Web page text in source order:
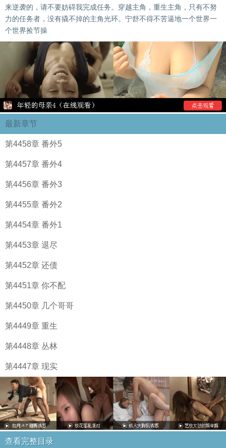
来逆袭的，请不要妨碍我完成任务。穿越主角，重生主角，只有不努
力的任务者，没有撬不掉的主角光环。宁舒不得不苦逼地一个世界一
个世界捡节操
最新章节
第4458章 番外5
第4457章 番外4
第4456章 番外3
第4455章 番外2
第4454章 番外1
第4453章 退尽
第4452章 还债
第4451章 你不配
第4450章 几个哥哥
第4449章 重生
第4448章 丛林
第4447章 现实
查看完整目录